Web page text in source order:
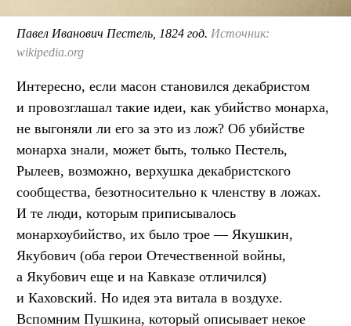
Павел Иванович Пестель, 1824 год. Источник:
wikipedia.org
Интересно, если масон становился декабристом
и провозглашал такие идеи, как убийство монарха,
не выгоняли ли его за это из лож? Об убийстве
монарха знали, может быть, только Пестель,
Рылеев, возможно, верхушка декабристского
сообщества, безотносительно к членству в ложах.
И те люди, которым приписывалось
монархоубийство, их было трое — Якушкин,
Якубович (оба герои Отечественной войны,
а Якубович еще и на Кавказе отличился)
и Каховский. Но идея эта витала в воздухе.
Вспомним Пушкина, который описывает некое